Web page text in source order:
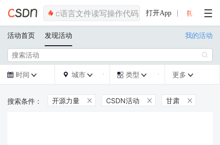
打开App
活动首页 发现活动 我的活动

 时间   城市   类型  更多 
开源力量  CSDN活动  甘肃 